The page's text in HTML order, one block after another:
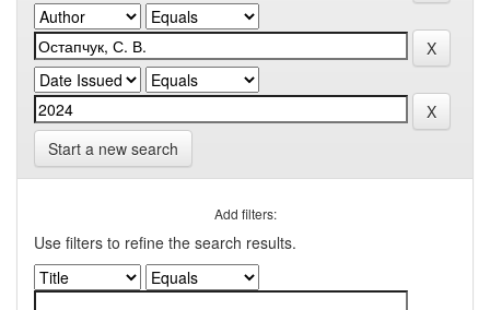
Start a new search
Add filters:
Use filters to refine the search results.